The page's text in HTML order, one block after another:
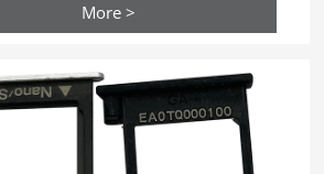
More >